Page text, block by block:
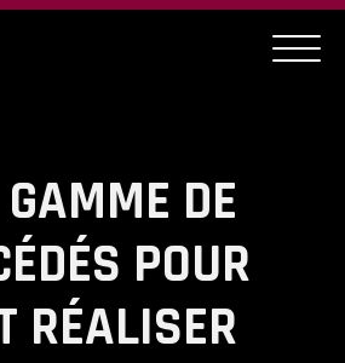
DE
POUR
RÉALISER